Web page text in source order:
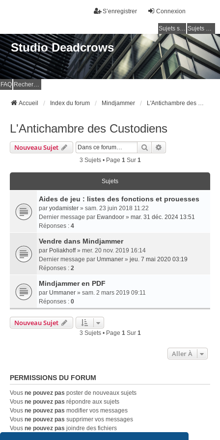
Connexion
S’enregistrer
Sujets sans réponse Sujets actifs
Studio Deadcrows
FAQ Rechercher
Accueil Index du forum Mindjammer L'Antichambre des Custodiens
L'Antichambre des Custodiens
Nouveau Sujet Rechercher
3 Sujets • Page 1Sur 1
Sujets
Aides de jeu : listes des fonctions et prouesses
par yodamister » sam. 23 juin 2018 11:22
Dernier message par Ewandoor » mar. 31 déc. 2024 13:51
Réponses : 4
Vendre dans Mindjammer
par Poliakhoff» mer. 20 nov. 2019 16:14
Dernier message par Ummaner » jeu. 7 mai 2020 03:19
Réponses : 2
Mindjammer en PDF
par Ummaner » sam. 2 mars 2019 09:11
Réponses : 0
Nouveau Sujet
3 Sujets • Page 1Sur 1
Aller À
PERMISSIONS DU FORUM
Vous ne pouvez pas poster de nouveaux sujets
Vous ne pouvez pas répondre aux sujets
Vous ne pouvez pas modifier vos messages
Vous ne pouvez pas supprimer vos messages
Vous ne pouvez pas joindre des fichiers